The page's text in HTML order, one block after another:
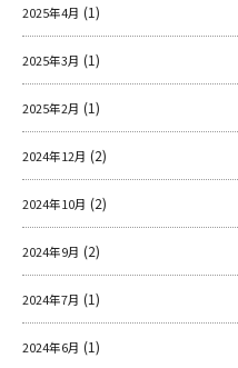
2025年4月 (1)
2025年3月 (1)
2025年2月 (1)
2024年12月 (2)
2024年10月 (2)
2024年9月 (2)
2024年7月 (1)
2024年6月 (1)